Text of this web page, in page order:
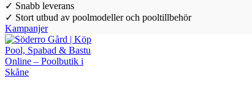
✓ Snabb leverans
✓ Stort utbud av poolmodeller och pooltillbehör
Kampanjer